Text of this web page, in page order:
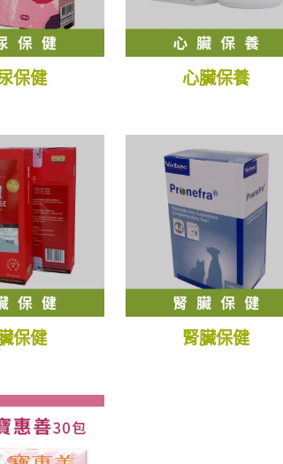
保健 心臟保養
保健 腎臟保健